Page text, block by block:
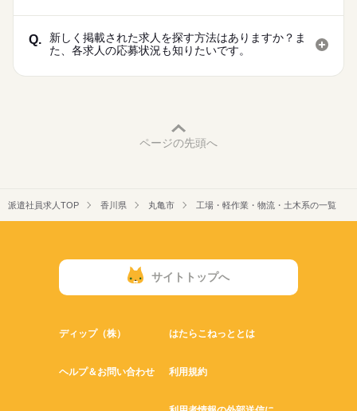
Q.
新しく掲載された求人を探す方法はありますか？ま
た、各求人の応募状況も知りたいです。
ページの先頭へ
派遣社員求人TOP 香川県 丸亀市 工場・軽作業・物流・土木系の一覧
サイトトップへ
ディップ（株） はたらこねっととは
ヘルプ＆お問い合わせ 利用規約